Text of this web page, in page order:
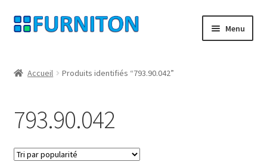
Aller
à
navigation
Aller
au
Menu
Protection des données
Droit de rétractation
Accueil Produits identifiés “793.90.042”
793.90.042